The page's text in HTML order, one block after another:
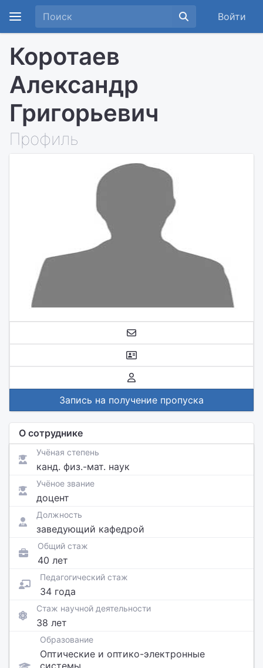
Войти
Коротаев
Александр
Григорьевич
Профиль
Запись на получение пропуска
О сотруднике
Учёная степень
канд. физ.-мат. наук
Учёное звание
доцент
Должность
заведующий кафедрой
Общий стаж
40 лет
Педагогический стаж
34 года
Стаж научной деятельности
38 лет
Образование
Оптические и оптико-электронные
системы